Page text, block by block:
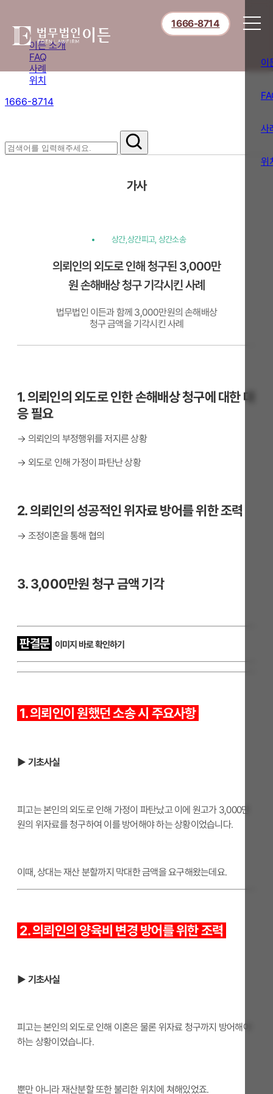
이든 소개
FAQ
사례
위치
1666-8714
1666-8714
이
사
위
가사
상간,상간피고, 상간소송
의뢰인의 외도로 인해 청구된 3,000만
원 손해배상 청구 기각시킨 사례
법무법인 이든과 함께 3,000만원의 손해배상
청구 금액을 기각시킨 사례
1. 의뢰인의 외도로 인한 손해배상 청구에 대한 대
응 필요
→ 의뢰인의 부정행위를 저지른 상황
→ 외도로 인해 가정이 파탄난 상황
2. 의뢰인의 성공적인 위자료 방어를 위한 조력
→ 조정이혼을 통해 협의
3. 3,000만원 청구 금액 기각
판결문 이미지 바로 확인하기
1. 의뢰인이 원했던 소송 시 주요사항
▶ 기초사실
피고는 본인의 외도로 인해 가정이 파탄났고 이에 원고가 3,000만
원의 위자료를 청구하여 이를 방어해야 하는 상황이었습니다.
이때, 상대는 재산 분할까지 막대한 금액을 요구해왔는데요.
2. 의뢰인의 양육비 변경 방어를 위한 조력
▶ 기초사실
피고는 본인의 외도로 인해 이혼은 물론 위자료 청구까지 방어해야
하는 상황이었습니다.
뿐만 아니라 재산분할 또한 불리한 위치에 쳐해있었죠.